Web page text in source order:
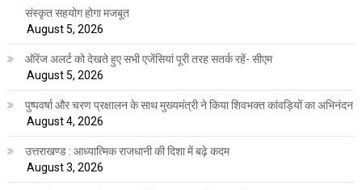
संस्कृत सहयोग होगा मजबूत
August 5, 2026
ऑरेंज अलर्ट को देखते हुए सभी एजेंसियां पूरी तरह सतर्क रहें- सीएम
August 5, 2026
पुष्पवर्षा और चरण प्रक्षालन के साथ मुख्यमंत्री ने किया शिवभक्त कांवड़ियों का अभिनंदन
August 4, 2026
उत्तराखण्ड : आध्यात्मिक राजधानी की दिशा में बढ़े कदम
August 3, 2026